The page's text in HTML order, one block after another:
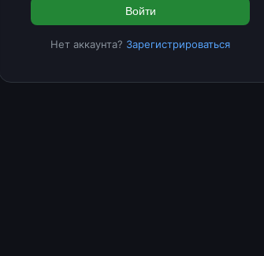
Войти
Нет аккаунта? Зарегистрироваться